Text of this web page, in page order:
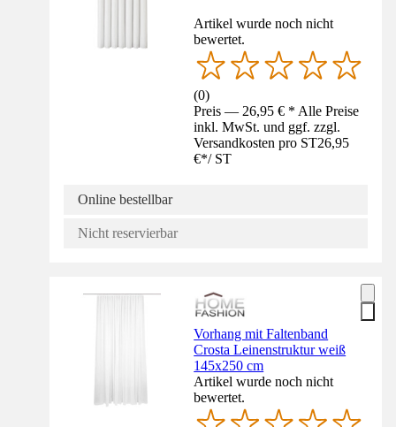
Artikel wurde noch nicht
bewertet.
(0)
Preis — 26,95 € * Alle Preise
inkl. MwSt. und ggf. zzgl.
Versandkosten pro ST26,95
€*/ ST
Online bestellbar
Nicht reservierbar
Vorhang mit Faltenband
Crosta Leinenstruktur weiß
145x250 cm
Artikel wurde noch nicht
bewertet.